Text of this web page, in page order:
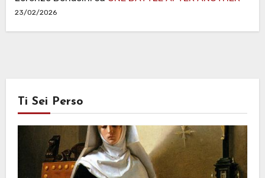
23/02/2026
Ti Sei Perso